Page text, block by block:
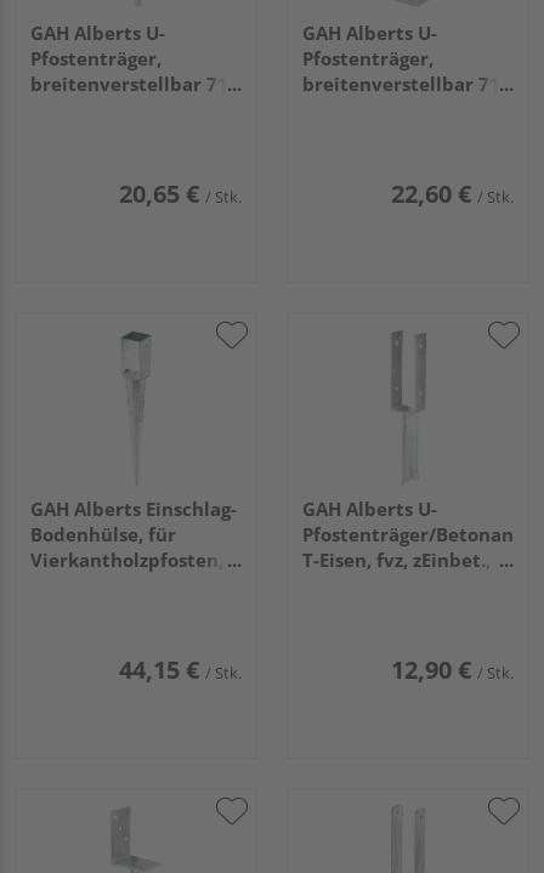
GAH Alberts U-
Pfostenträger,
breitenverstellbar 71 -
20,65 € / Stk.
GAH Alberts U-
Pfostenträger,
breitenverstellbar 71 -
22,60 € / Stk.
GAH Alberts Einschlag-
Bodenhülse, für
Vierkantholzpfosten,
44,15 € / Stk.
GAH Alberts U-
Pfostenträger/Betonanker
T-Eisen, fvz, zEinbet.,
12,90 € / Stk.